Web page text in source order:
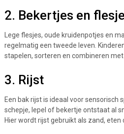
2. Bekertjes en
Lege flesjes, oude kruidenpotjes en
regelmatig een tweede leven.
stapelen, sorteren en combineren
3. Rijst
Een bak rijst is ideaal voor sensorisch
schepje, lepel of bekertje ontstaat al
Hier wordt rijst gebruikt als zand, eten